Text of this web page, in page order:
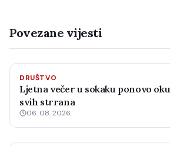
Povezane vijesti
DRUŠTVO
Ljetna večer u sokaku ponovo
svih strrana
06. 08. 2026.